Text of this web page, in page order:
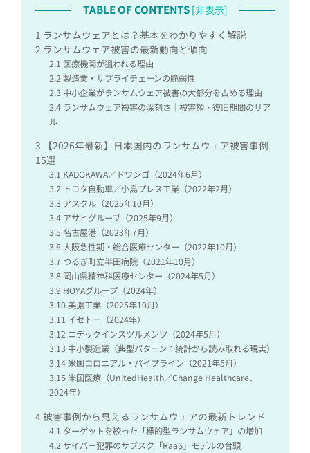
TABLE OF CONTENTS [非表示]
1 ランサムウェアとは？基本をわかりやすく解説
2 ランサムウェア被害の最新動向と傾向
2.1 医療機関が狙われる理由
2.2製造業・サプライチェーンの脆弱性
2.3 中小企業がランサムウェア被害の大部分を占める理由
2.4 ランサムウェア被害の深刻さ｜被害額・復旧期間のリア
ル
3 【2026年最新】日本国内のランサムウェア被害事例
15選
3.1 KADOKAWA／ドワンゴ（2024年6月）
3.2 トヨタ自動車／小島プレス工業（2022年2月）
3.3 アスクル（2025年10月）
3.4 アサヒグループ（2025年9月）
3.5 名古屋港（2023年7月）
3.6大阪急性期・総合医療センター（2022年10月）
3.7 つるぎ町立半田病院（2021年10月）
3.8 岡山県精神科医療センター（2024年5月）
3.9 HOYAグループ（2024年）
3.10美濃工業（2025年10月）
3.11 イセトー（2024年）
3.12 ニデックインスツルメンツ（2024年5月）
3.13 中小製造業（典型パターン：統計から読み取れる現実）
3.14米国コロニアル・パイプライン（2021年5月）
3.15 米国医療（UnitedHealth／Change Healthcare、
2024年）
4 被害事例から見えるランサムウェアの最新トレンド
4.1 ターゲットを絞った「標的型ランサムウェア」の増加
4.2サイバー犯罪のサブスク「RaaS」モデルの台頭